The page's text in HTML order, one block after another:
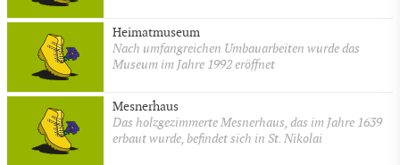
Heimatmuseum
Nach umfangreichen Umbauarbeiten wurde das
Museum im Jahre 1992 eröffnet
Mesnerhaus
Das holzgezimmerte Mesnerhaus, das im Jahre 1639
erbaut wurde, befindet sich in St. Nikolai